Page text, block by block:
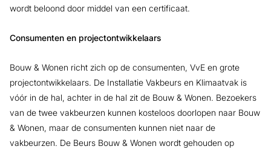
wordt beloond door middel van een certificaat.
Consumenten en projectontwikkelaars
Bouw & Wonen richt zich op de consumenten, VvE en grote
projectontwikkelaars. De Installatie Vakbeurs en Klimaatvak is
vóór in de hal, achter in de hal zit de Bouw & Wonen. Bezoekers
van de twee vakbeurzen kunnen kosteloos doorlopen naar Bouw
& Wonen, maar de consumenten kunnen niet naar de
vakbeurzen. De Beurs Bouw & Wonen wordt gehouden op